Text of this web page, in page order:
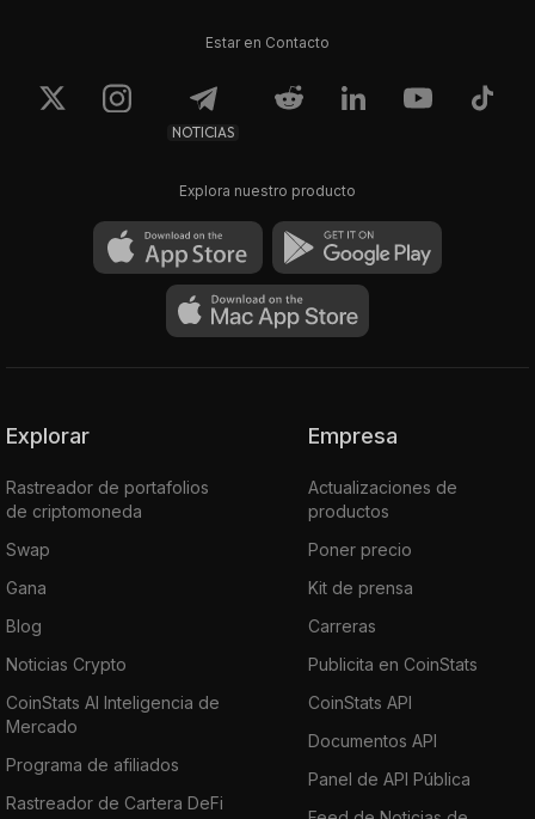
Estar en Contacto
NOTICIAS
Explora nuestro producto
Explorar
Rastreador de portafolios
de criptomoneda
Swap
Gana
Blog
Noticias Crypto
CoinStats AI Inteligencia de
Mercado
Programa de afiliados
Rastreador de Cartera DeFi
Empresa
Actualizaciones de
productos
Poner precio
Kit de prensa
Carreras
Publicita en CoinStats
CoinStats API
Documentos API
Panel de API Pública